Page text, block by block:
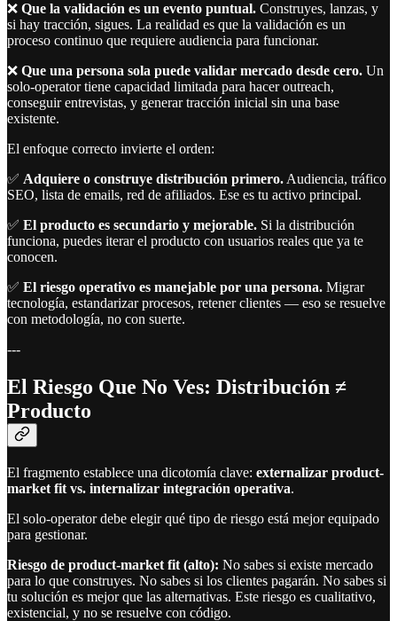
❌ Que la validación es un evento puntual. Construyes, lanzas, y
si hay tracción, sigues. La realidad es que la validación es un
proceso continuo que requiere audiencia para funcionar.
❌ Que una persona sola puede validar mercado desde cero. Un
solo-operator tiene capacidad limitada para hacer outreach,
conseguir entrevistas, y generar tracción inicial sin una base
existente.
El enfoque correcto invierte el orden:
✅ Adquiere o construye distribución primero. Audiencia, tráfico
SEO, lista de emails, red de afiliados. Ese es tu activo principal.
✅ El producto es secundario y mejorable. Si la distribución
funciona, puedes iterar el producto con usuarios reales que ya te
conocen.
✅ El riesgo operativo es manejable por una persona. Migrar
tecnología, estandarizar procesos, retener clientes — eso se resuelve
con metodología, no con suerte.
---
El Riesgo Que No Ves: Distribución ≠
Producto
El fragmento establece una dicotomía clave: externalizar product-
market fit vs. internalizar integración operativa.
El solo-operator debe elegir qué tipo de riesgo está mejor equipado
para gestionar.
Riesgo de product-market fit (alto): No sabes si existe mercado
para lo que construyes. No sabes si los clientes pagarán. No sabes si
tu solución es mejor que las alternativas. Este riesgo es cualitativo,
existencial, y no se resuelve con código.